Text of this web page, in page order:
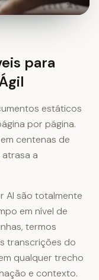
para
estáticos
por página.
centenas de
a
AI são totalmente
em nível de
termos
transcrições do
qualquer trecho
e contexto.